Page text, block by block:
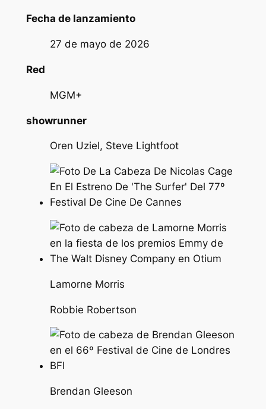
Fecha de lanzamiento
27 de mayo de 2026
Red
MGM+
showrunner
Oren Uziel, Steve Lightfoot
Lamorne Morris
Robbie Robertson
Brendan Gleeson